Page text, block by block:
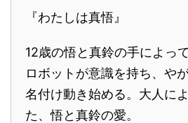
『わたしは真悟』
12歳の悟と真鈴の手によっ
ロボットが意識を持ち、や
名付け動き始める。大人に
た、悟と真鈴の愛。